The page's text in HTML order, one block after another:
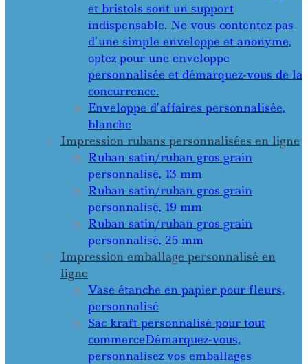
et bristols sont un support
indispensable. Ne vous contentez pas
d’une simple enveloppe et anonyme,
optez pour une enveloppe
personnalisée et démarquez-vous de la
concurrence.
Enveloppe d’affaires personnalisée,
blanche
Impression rubans personnalisées en ligne
Ruban satin/ruban gros grain
personnalisé, 13 mm
Ruban satin/ruban gros grain
personnalisé, 19 mm
Ruban satin/ruban gros grain
personnalisé, 25 mm
Impression emballage personnalisé en
ligne
Vase étanche en papier pour fleurs,
personnalisé
Sac kraft personnalisé pour tout
commerceDémarquez-vous,
personnalisez vos emballages